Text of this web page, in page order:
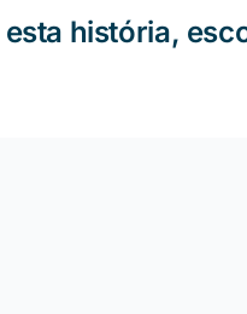
história,